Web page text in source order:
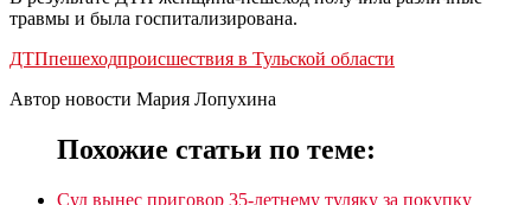
травмы и была госпитализирована.
ДТПпешеходпроисшествия в Тульской области
Автор новости Мария Лопухина
Похожие статьи по теме:
Суд вынес приговор 35-летнему туляку за покупку